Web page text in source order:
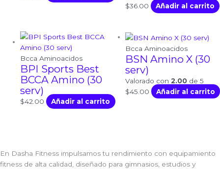
$36.00 Añadir al carrito
Bcca Aminoacidos
BPI Sports Best
BCCA Amino (30
serv)
$42.00 Añadir al carrito
Bcca Aminoacidos
BSN Amino X (30
serv)
Valorado con 2.00 de 5
$45.00 Añadir al carrito
En Dasha Fitness impulsamos tu rendimiento con equipamiento
fitness de alta calidad, diseñado para gimnasios, estudios y